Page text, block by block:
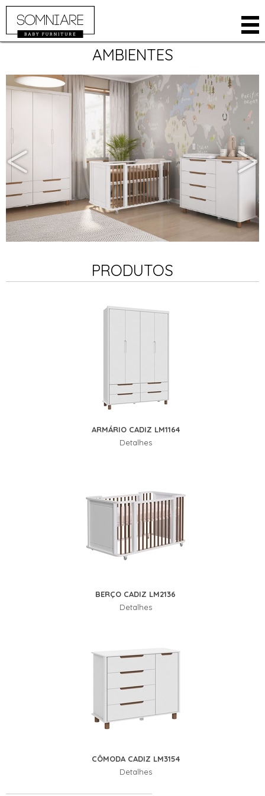
ARMÁRIOS
CÔMODAS
KIDS
ACESSÓRIOS
AMBIENTES
ONDE COMPRAR
ÁREA RESTRITA
CONTATO
INGLÊS
ESPANHOL
AMBIENTES
PRODUTOS
ARMÁRIO CADIZ LM1164
Detalhes
BERÇO CADIZ LM2136
Detalhes
CÔMODA CADIZ LM3154
Detalhes